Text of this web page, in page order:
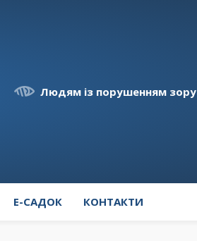
Людям із порушенням зору
E-САДОК КОНТАКТИ